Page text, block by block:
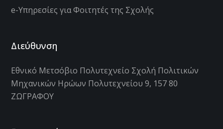
e-Υπηρεσίες για Φοιτητές της Σχολής
Διεύθυνση
Εθνικό Μετσόβιο Πολυτεχνείο Σχολή Πολιτικών
Μηχανικών Ηρώων Πολυτεχνείου 9, 157 80
ΖΩΓΡΑΦΟΥ